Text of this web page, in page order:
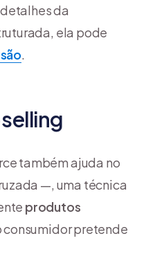
da
ela pode
.
também ajuda no
—, uma técnica
produtos
consumidor pretende